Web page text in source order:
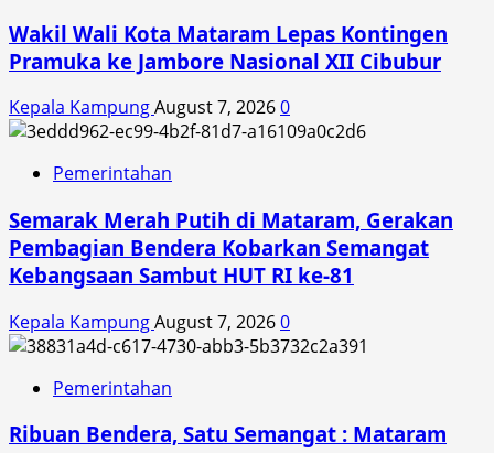
Wakil Wali Kota Mataram Lepas Kontingen
Pramuka ke Jambore Nasional XII Cibubur
Kepala KampungAugust 7, 20260
Pemerintahan
Semarak Merah Putih di Mataram, Gerakan
Pembagian Bendera Kobarkan Semangat
Kebangsaan Sambut HUT RI ke-81
Kepala KampungAugust 7, 20260
Pemerintahan
Ribuan Bendera, Satu Semangat : Mataram